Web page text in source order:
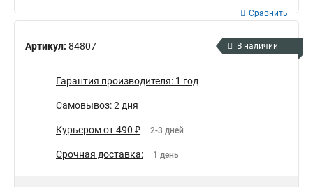
Артикул: 84807
Сравнить
В наличии
Гарантия производителя: 1 год
Самовывоз: 2 дня
Курьером от 490 ₽ 2-3 дней
Срочная доставка: 1 день